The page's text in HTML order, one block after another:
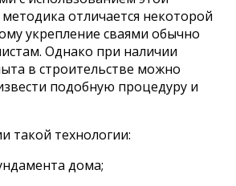
отличается некоторой
укрепление сваями обычно
Однако при наличии
в строительстве можно
подобную процедуру и
такой технологии:
дома;